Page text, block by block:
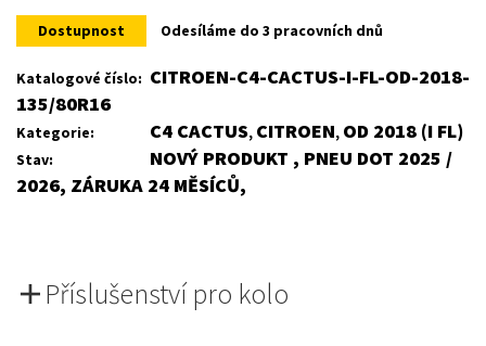
was:
4
is:
3
Dostupnost Odesíláme do 3 pracovních dnů
Katalogové číslo: CITROEN-C4-CACTUS-I-FL-OD-2018-
135/80R16
Kategorie: C4 CACTUS, CITROEN, OD 2018 (I FL)
Stav:
NOVÝ PRODUKT , PNEU DOT 2025 /
2026, ZÁRUKA 24 MĚSÍCŮ,
Příslušenství pro kolo